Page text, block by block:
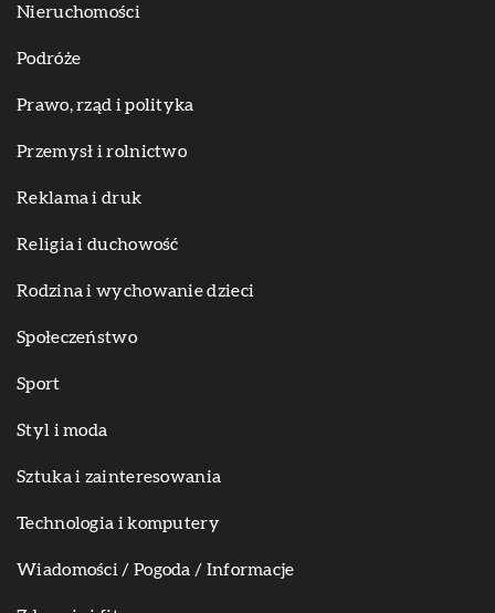
Nieruchomości
Podróże
Prawo, rząd i polityka
Przemysł i rolnictwo
Reklama i druk
Religia i duchowość
Rodzina i wychowanie dzieci
Społeczeństwo
Sport
Styl i moda
Sztuka i zainteresowania
Technologia i komputery
Wiadomości / Pogoda / Informacje